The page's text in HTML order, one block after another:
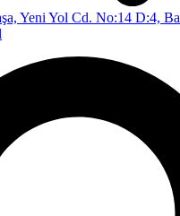
Yeni Yol Cd. No:14 D:4,